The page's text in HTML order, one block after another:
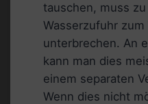
tauschen, muss
Wasserzufuhr zum
unterbrechen. An
kann man dies
einem separaten
Wenn dies nicht